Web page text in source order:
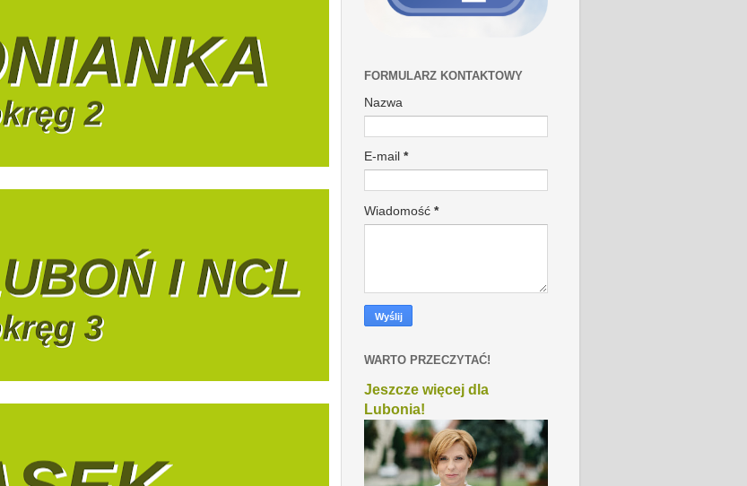
FORMULARZ KONTAKTOWY
Nazwa
E-mail *
Wiadomość *
WARTO PRZECZYTAĆ!
Jeszcze więcej dla
Lubonia!